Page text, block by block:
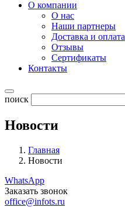
О компании
О нас
Наши партнеры
Доставка и оплата
Отзывы
Сертификаты
Контакты
поиск
Новости
Главная
Новости
WhatsApp
Заказать звонок
office@infots.ru